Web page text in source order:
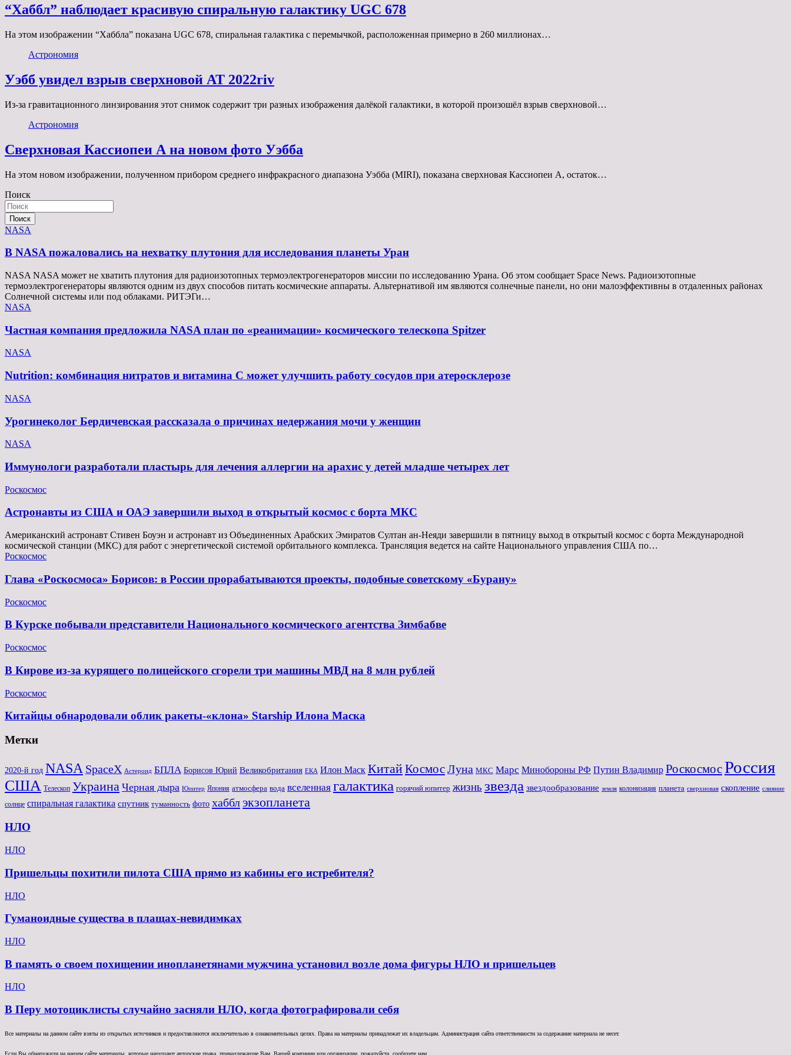
“Хаббл” наблюдает красивую спиральную галактику UGC 678
На этом изображении “Хаббла” показана UGC 678, спиральная галактика с перемычкой, расположенная примерно в 260 миллионах…
Астрономия
Уэбб увидел взрыв сверхновой AT 2022riv
Из-за гравитационного линзирования этот снимок содержит три разных изображения далёкой галактики, в которой произошёл взрыв сверхновой…
Астрономия
Сверхновая Кассиопеи А на новом фото Уэбба
На этом новом изображении, полученном прибором среднего инфракрасного диапазона Уэбба (MIRI), показана сверхновая Кассиопеи А, остаток…
Поиск
Поиск
NASA
В NASA пожаловались на нехватку плутония для исследования планеты Уран
NASA NASA может не хватить плутония для радиоизотопных термоэлектрогенераторов миссии по исследованию Урана. Об этом сообщает Space News. Радиоизотопные
термоэлектрогенераторы являются одним из двух способов питать космические аппараты. Альтернативой им являются солнечные панели, но они малоэффективны в отдаленных районах
Солнечной системы или под облаками. РИТЭГи…
NASA
Частная компания предложила NASA план по «реанимации» космического телескопа Spitzer
NASA
Nutrition: комбинация нитратов и витамина C может улучшить работу сосудов при атеросклерозе
NASA
Урогинеколог Бердичевская рассказала о причинах недержания мочи у женщин
NASA
Иммунологи разработали пластырь для лечения аллергии на арахис у детей младше четырех лет
Роскосмос
Астронавты из США и ОАЭ завершили выход в открытый космос с борта МКС
Американский астронавт Стивен Боуэн и астронавт из Объединенных Арабских Эмиратов Султан ан-Неяди завершили в пятницу выход в открытый космос с борта Международной
космической станции (МКС) для работ с энергетической системой орбитального комплекса. Трансляция ведется на сайте Национального управления США по…
Роскосмос
Глава «Роскосмоса» Борисов: в России прорабатываются проекты, подобные советскому «Бурану»
Роскосмос
В Курске побывали представители Национального космического агентства Зимбабве
Роскосмос
В Кирове из-за курящего полицейского сгорели три машины МВД на 8 млн рублей
Роскосмос
Китайцы обнародовали облик ракеты-«клона» Starship Илона Маска
Метки
2020-й год NASA SpaceX Астероид БПЛА Борисов Юрий Великобритания ЕКА Илон Маск КитайКосмосЛуна МКС Марс Минoбороны РФ Путин Владимир РоскосмосРоссия
США Телескоп Украина Черная дыра Юпитер Япония атмосфера вода вселенная галактика горячий юпитер жизнь звезда звездообразование земля колонизация планета сверхновая скопление слияние
солнце спиральная галактика спутник туманность фото хаббл экзопланета
НЛО
НЛО
Пришельцы похитили пилота США прямо из кабины его истребителя?
НЛО
Гуманоидные существа в плащах-невидимках
НЛО
В память о своем похищении инопланетянами мужчина установил возле дома фигуры НЛО и пришельцев
НЛО
В Перу мотоциклисты случайно засняли НЛО, когда фотографировали себя
Все материалы на данном сайте взяты из открытых источников и предоставляются исключительно в ознакомительных целях. Права на материалы принадлежат их владельцам. Администрация сайта ответственности за содержание материала не несет.
Если Вы обнаружили на нашем сайте материалы, которые нарушают авторские права, принадлежащие Вам, Вашей компании или организации, пожалуйста, сообщите нам.